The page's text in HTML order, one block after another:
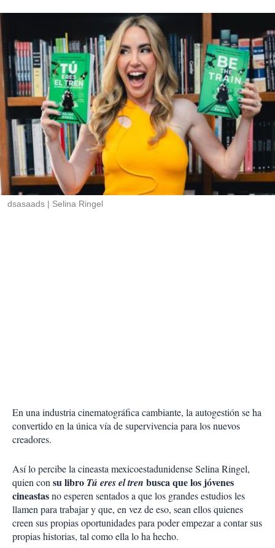
i
n
e
s
d
e
c
o
m
p
a
r
t
i
r
r
a
r
dsasaads Selina Ringel
En una industria cinematográfica cambiante, la autogestión se ha
convertido en la única vía de supervivencia para los nuevos
creadores.
Así lo percibe la cineasta mexicoestadunidense Selina Ringel,
quien consu libro Tú eres el tren busca que los jóvenes
cineastasno esperen sentados a que los grandes estudios les
llamen para trabajar y que, en vez de eso, sean ellos quienes
creen sus propias oportunidades para poder empezar a contar sus
propias historias, tal como ella lo ha hecho.